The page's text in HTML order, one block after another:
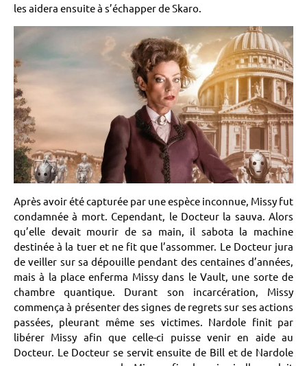
les aidera ensuite à s’échapper de Skaro.
Après avoir été capturée par une espèce inconnue, Missy fut
condamnée à mort. Cependant, le Docteur la sauva. Alors
qu’elle devait mourir de sa main, il sabota la machine
destinée à la tuer et ne fit que l’assommer. Le Docteur jura
de veiller sur sa dépouille pendant des centaines d’années,
mais à la place enferma Missy dans le Vault, une sorte de
chambre quantique. Durant son incarcération, Missy
commença à présenter des signes de regrets sur ses actions
passées, pleurant même ses victimes. Nardole finit par
libérer Missy afin que celle-ci puisse venir en aide au
Docteur. Le Docteur se servit ensuite de Bill et de Nardole